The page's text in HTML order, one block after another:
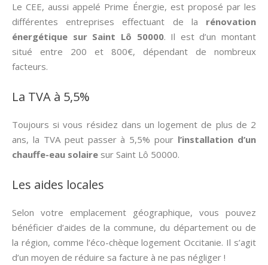
Le CEE, aussi appelé Prime Énergie, est proposé par les
différentes entreprises effectuant de la rénovation
énergétique sur Saint Lô 50000. Il est d’un montant
situé entre 200 et 800€, dépendant de nombreux
facteurs.
La TVA à 5,5%
Toujours si vous résidez dans un logement de plus de 2
ans, la TVA peut passer à 5,5% pour l’installation d’un
chauffe-eau solaire sur Saint Lô 50000.
Les aides locales
Selon votre emplacement géographique, vous pouvez
bénéficier d’aides de la commune, du département ou de
la région, comme l’éco-chèque logement Occitanie. Il s’agit
d’un moyen de réduire sa facture à ne pas négliger !